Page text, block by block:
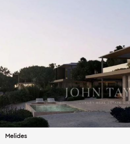
Melides